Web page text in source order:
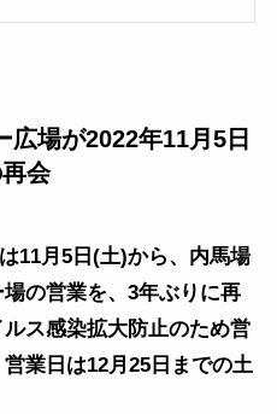
広場が2022年11月5日
会
11月5日(土)から、内馬場
の営業を、3年ぶりに再
ス感染拡大防止のため営
業日は12月25日までの土